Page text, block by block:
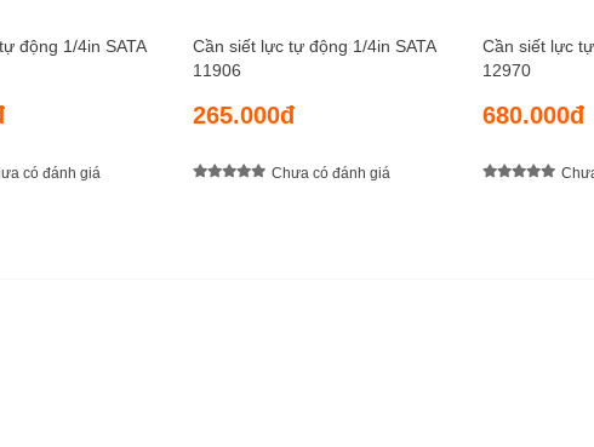
động 1/4in SATA
có đánh giá
Cần siết lực tự động 1/4in SATA
11906
265.000đ
Chưa có đánh giá
Cần siết lực
12970
680.000đ